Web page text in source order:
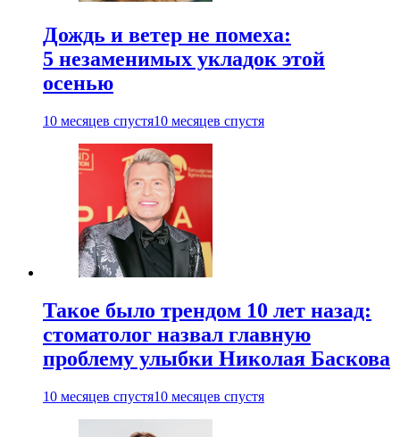
Дождь и ветер не помеха:
5 незаменимых укладок этой
осенью
10 месяцев спустя10 месяцев спустя
Такое было трендом 10 лет назад:
стоматолог назвал главную
проблему улыбки Николая Баскова
10 месяцев спустя10 месяцев спустя